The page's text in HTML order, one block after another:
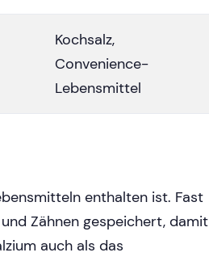
Kochsalz,
Convenience-
Lebensmittel
enthalten ist. Fast
Zähnen gespeichert, damit
auch als das